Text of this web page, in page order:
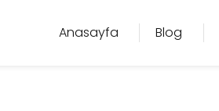
Anasayfa Blog